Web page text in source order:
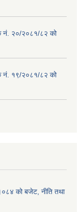
नं. २०/२०८१/८२ को
नं. १९/२०८१/८२ को
को बजेट, नीति तथा